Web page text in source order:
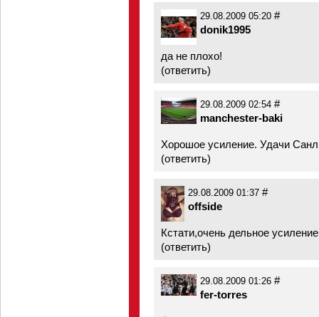
29.08.2009 05:20 #
donik1995
да не плохо!
(ответить)
29.08.2009 02:54 #
manchester-baki
Хорошое усиление. Удачи
(ответить)
29.08.2009 01:37 #
offside
Кстати,очень дельное
(ответить)
29.08.2009 01:26 #
fer-torres